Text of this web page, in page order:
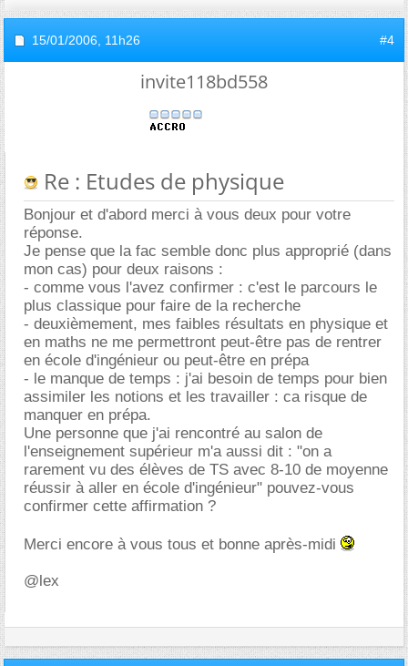
15/01/2006, 11h26 #4
invite118bd558
Re : Etudes de physique
Bonjour et d'abord merci à vous deux pour votre
réponse.
Je pense que la fac semble donc plus approprié (dans
mon cas) pour deux raisons :
- comme vous l'avez confirmer : c'est le parcours le
plus classique pour faire de la recherche
- deuxièmement, mes faibles résultats en physique et
en maths ne me permettront peut-être pas de rentrer
en école d'ingénieur ou peut-être en prépa
- le manque de temps : j'ai besoin de temps pour bien
assimiler les notions et les travailler : ca risque de
manquer en prépa.
Une personne que j'ai rencontré au salon de
l'enseignement supérieur m'a aussi dit : "on a
rarement vu des élèves de TS avec 8-10 de moyenne
réussir à aller en école d'ingénieur" pouvez-vous
confirmer cette affirmation ?
Merci encore à vous tous et bonne après-midi
@lex